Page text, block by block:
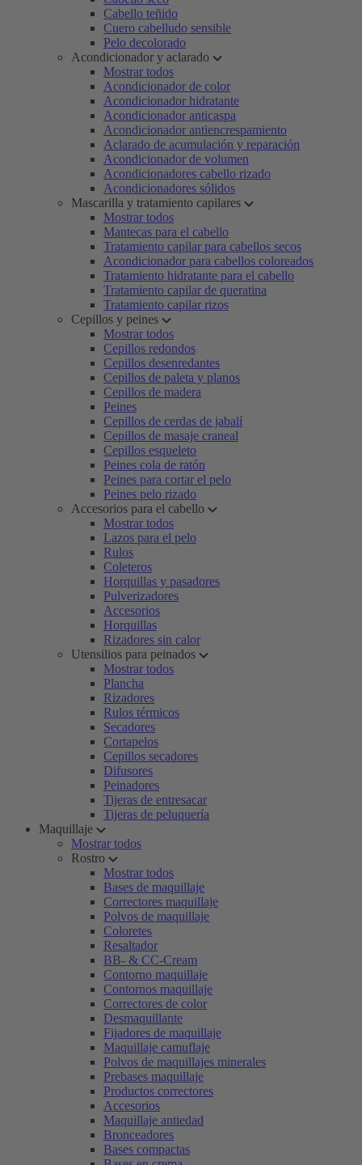
Cabello teñido
Cuero cabelludo sensible
Pelo decolorado
Acondicionador y aclarado
Mostrar todos
Acondicionador de color
Acondicionador hidratante
Acondicionador anticaspa
Acondicionador antiencrespamiento
Aclarado de acumulación y reparación
Acondicionador de volumen
Acondicionadores cabello rizado
Acondicionadores sólidos
Mascarilla y tratamiento capilares
Mostrar todos
Mantecas para el cabello
Tratamiento capilar para cabellos secos
Acondicionador para cabellos coloreados
Tratamiento hidratante para el cabello
Tratamiento capilar de queratina
Tratamiento capilar rizos
Cepillos y peines
Mostrar todos
Cepillos redondos
Cepillos desenredantes
Cepillos de paleta y planos
Cepillos de madera
Peines
Cepillos de cerdas de jabalí
Cepillos de masaje craneal
Cepillos esqueleto
Peines cola de ratón
Peines para cortar el pelo
Peines pelo rizado
Accesorios para el cabello
Mostrar todos
Lazos para el pelo
Rulos
Coleteros
Horquillas y pasadores
Pulverizadores
Accesorios
Horquillas
Rizadores sin calor
Utensilios para peinados
Mostrar todos
Plancha
Rizadores
Rulos térmicos
Secadores
Cortapelos
Cepillos secadores
Difusores
Peinadores
Tijeras de entresacar
Tijeras de peluquería
Maquillaje
Mostrar todos
Rostro
Mostrar todos
Bases de maquillaje
Correctores maquillaje
Polvos de maquillaje
Coloretes
Resaltador
BB- & CC-Cream
Contorno maquillaje
Contornos maquillaje
Correctores de color
Desmaquillante
Fijadores de maquillaje
Maquillaje camuflaje
Polvos de maquillajes minerales
Prebases maquillaje
Productos correctores
Accesorios
Maquillaje antiedad
Bronceadores
Bases compactas